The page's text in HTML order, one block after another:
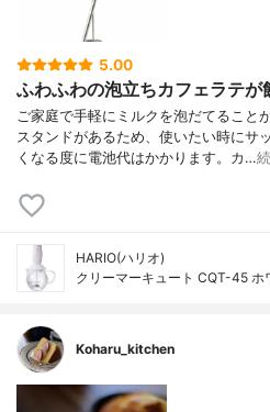
5.00
ふわふわの泡立ちカフェラテが
ご家庭で手軽にミルクを泡だてること
スタンドがあるため、使いたい時にサ
くなる度に電池代はかかります。カ…
HARIO(ハリオ)
クリーマーキュート CQT-45 ホ
Koharu_kitchen